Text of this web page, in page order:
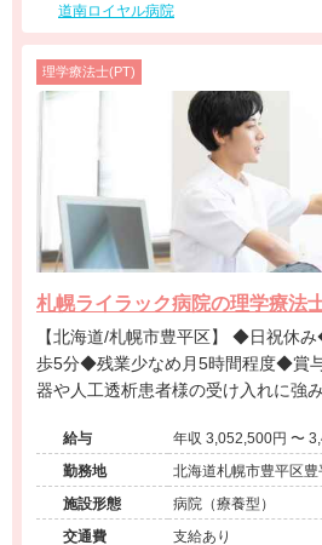
道南ロイヤル病院
理学療法士(PT)
札幌ライラック病院の理学療法
【北海道/札幌市豊平区】 ◆日祝休み◆年間休日119日◆駅徒
歩5分◆残業少なめ月5時間程度◆賞
器や人工透析患者様の受け入れに強
給与
年収
勤務地
北海道札幌市豊平区
施設形態
病院（療養型）
交通費
支給あり